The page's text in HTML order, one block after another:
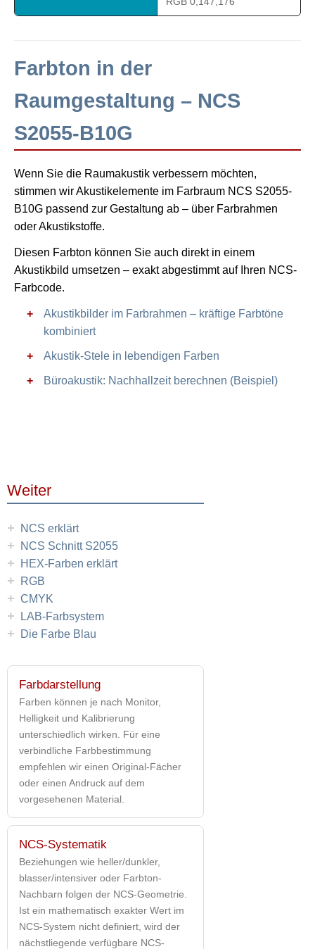
Farbton in der
Raumgestaltung – NCS
S2055-B10G
Wenn Sie die Raumakustik verbessern möchten,
stimmen wir Akustikelemente im Farbraum NCS S2055-
B10G passend zur Gestaltung ab – über Farbrahmen
oder Akustikstoffe.
Diesen Farbton können Sie auch direkt in einem
Akustikbild umsetzen – exakt abgestimmt auf Ihren NCS-
Farbcode.
Akustikbilder im Farbrahmen – kräftige Farbtöne
kombiniert
Akustik-Stele in lebendigen Farben
Büroakustik: Nachhallzeit berechnen (Beispiel)
Weiter
+ NCS erklärt
+ NCS Schnitt S2055
+ HEX-Farben erklärt
+ RGB
+ CMYK
+ LAB-Farbsystem
+ Die Farbe Blau
Farbdarstellung
Farben können je nach Monitor,
Helligkeit und Kalibrierung
unterschiedlich wirken. Für eine
verbindliche Farbbestimmung
empfehlen wir einen Original-Fächer
oder einen Andruck auf dem
vorgesehenen Material.
NCS-Systematik
Beziehungen wie heller/dunkler,
blasser/intensiver oder Farbton-
Nachbarn folgen der NCS-Geometrie.
Ist ein mathematisch exakter Wert im
NCS-System nicht definiert, wird der
nächstliegende verfügbare NCS-